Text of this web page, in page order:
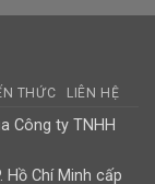
THỨC LIÊN HỆ
Công ty TNHH
Hồ Chí Minh cấp